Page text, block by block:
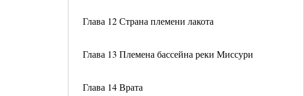
Глава 12 Страна племени лакота
Глава 13 Племена бассейна реки Миссури
Глава 14 Врата